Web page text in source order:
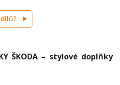
ŠKODA – stylové doplňky